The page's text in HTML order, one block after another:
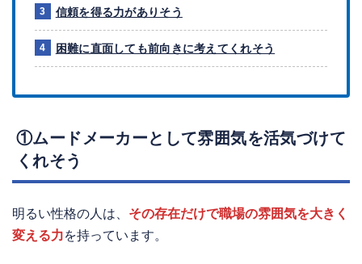
信頼を得る力がありそう
困難に直面しても前向きに考えてくれそう
①ムードメーカーとして雰囲気を活気づけて
くれそう
明るい性格の人は、 その存在だけで職場の雰囲気を大きく
変える力を持っています。